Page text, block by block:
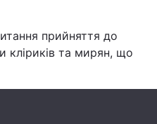
Війна
прийняття до
кліриків та мирян, що